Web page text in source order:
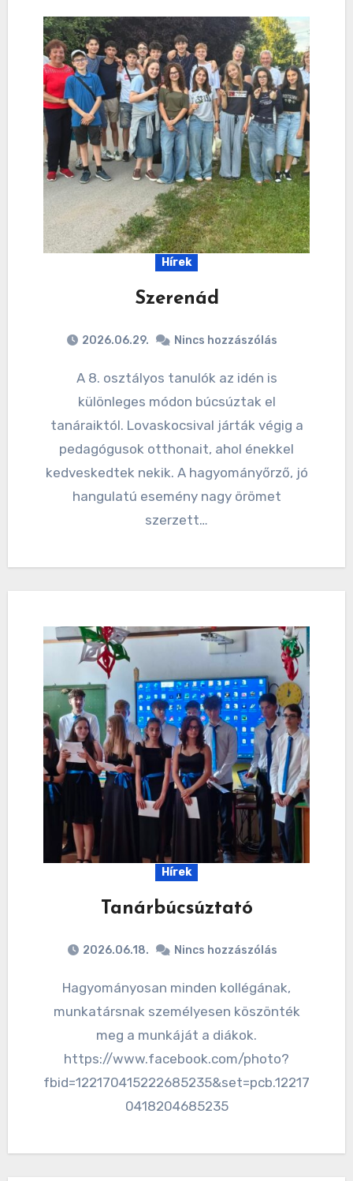
Hírek
Szerenád
2026.06.29. Nincs hozzászólás
A 8. osztályos tanulók az idén is
különleges módon búcsúztak el
tanáraiktól. Lovaskocsival járták végig a
pedagógusok otthonait, ahol énekkel
kedveskedtek nekik. A hagyományőrző, jó
hangulatú esemény nagy örömet
szerzett…
Hírek
Tanárbúcsúztató
2026.06.18. Nincs hozzászólás
Hagyományosan minden kollégának,
munkatársnak személyesen köszönték
meg a munkáját a diákok.
https://www.facebook.com/photo?
fbid=122170415222685235&set=pcb.12217
0418204685235